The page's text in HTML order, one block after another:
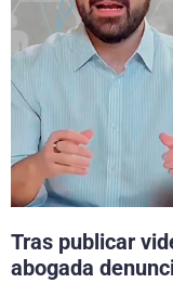
Tras publicar
abogada